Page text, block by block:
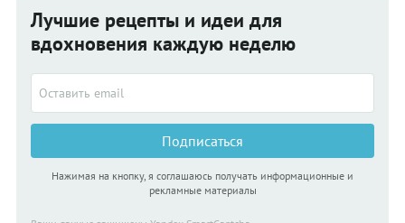
Лучшие рецепты и идеи для
вдохновения каждую неделю
Подписаться
Нажимая на кнопку, я соглашаюсь получать информационные и
рекламные материалы